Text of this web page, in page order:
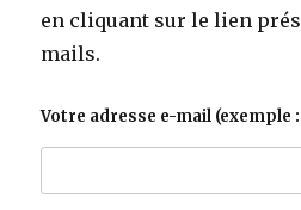
en cliquant sur le lien
mails.
Votre adresse e-mail (exemple